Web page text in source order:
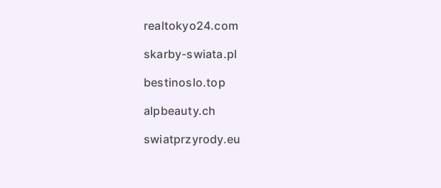
realtokyo24.com
skarby-swiata.pl
bestinoslo.top
alpbeauty.ch
swiatprzyrody.eu